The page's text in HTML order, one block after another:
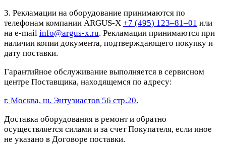
3. Рекламации на оборудование принимаются по
телефонам компании ARGUS-X +7 (495) 123–81–01 или
на e-mail info@argus-x.ru. Рекламации принимаются при
наличии копии документа, подтверждающего покупку и
дату поставки.
Гарантийное обслуживание выполняется в сервисном
центре Поставщика, находящемся по адресу:
г. Москва, ш. Энтузиастов 56 стр.20.
Доставка оборудования в ремонт и обратно
осуществляется силами и за счет Покупателя, если иное
не указано в Договоре поставки.